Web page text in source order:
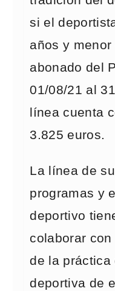
si el
años y
abonado del
01/08/21 al
línea cuenta
3.825 euros.
La línea de
programas y
deportivo
colaborar
de la práctica
deportiva de